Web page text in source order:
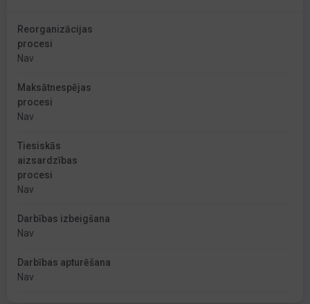
Reorganizācijas
procesi
Nav
Maksātnespējas
procesi
Nav
Tiesiskās
aizsardzības
procesi
Nav
Darbības izbeigšana
Nav
Darbības apturēšana
Nav